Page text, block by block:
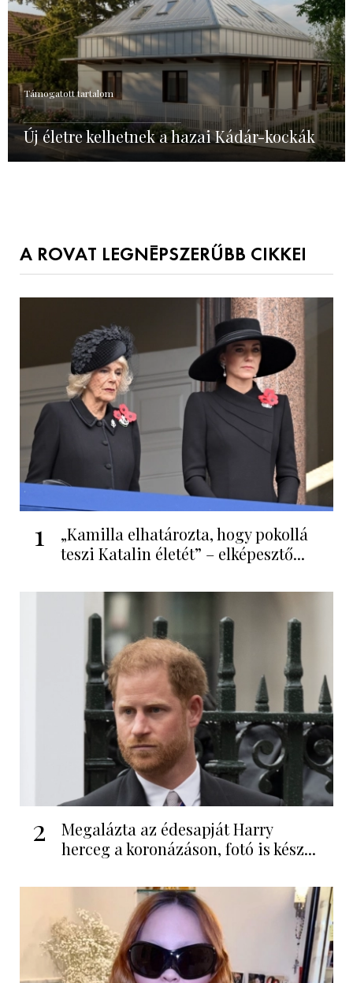
Támogatott tartalom
Új életre kelhetnek a hazai Kádár-kockák
A ROVAT LEGNÉPSZERŰBB CIKKEI
1
„Kamilla elhatározta, hogy pokollá
teszi Katalin életét” – elképesztő...
2
Megalázta az édesapját Harry
herceg a koronázáson, fotó is kész...